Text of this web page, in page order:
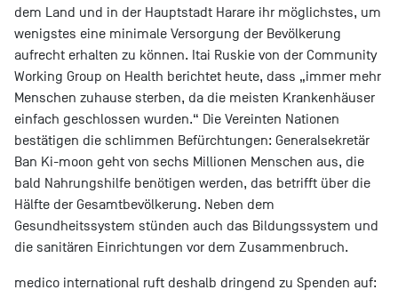
dem Land und in der Hauptstadt Harare ihr möglichstes, um
wenigstes eine minimale Versorgung der Bevölkerung
aufrecht erhalten zu können. Itai Ruskie von der Community
Working Group on Health berichtet heute, dass „immer mehr
Menschen zuhause sterben, da die meisten Krankenhäuser
einfach geschlossen wurden.“ Die Vereinten Nationen
bestätigen die schlimmen Befürchtungen: Generalsekretär
Ban Ki-moon geht von sechs Millionen Menschen aus, die
bald Nahrungshilfe benötigen werden, das betrifft über die
Hälfte der Gesamtbevölkerung. Neben dem
Gesundheitssystem stünden auch das Bildungssystem und
die sanitären Einrichtungen vor dem Zusammenbruch.
medico international ruft deshalb dringend zu Spenden auf: